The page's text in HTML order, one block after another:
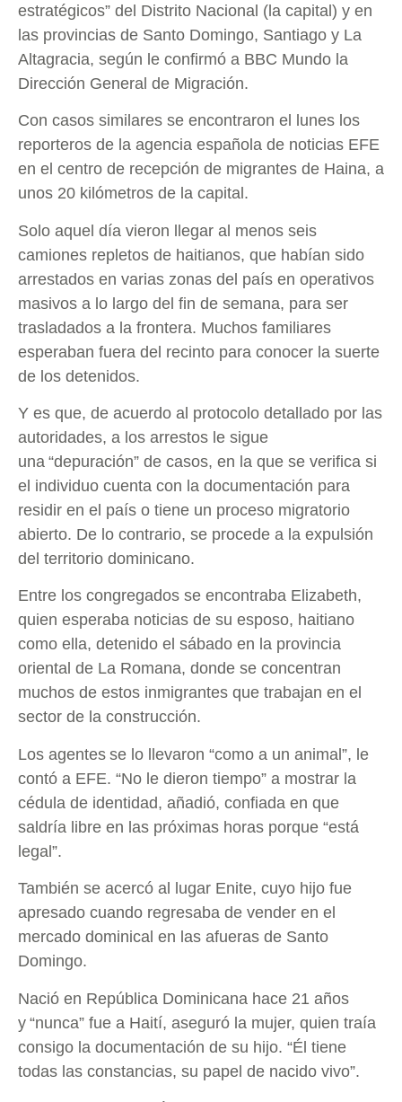
estratégicos” del Distrito Nacional (la capital) y en
las provincias de Santo Domingo, Santiago y La
Altagracia, según le confirmó a BBC Mundo la
Dirección General de Migración.
Con casos similares se encontraron el lunes los
reporteros de la agencia española de noticias EFE
en el centro de recepción de migrantes de Haina, a
unos 20 kilómetros de la capital.
Solo aquel día vieron llegar al menos seis
camiones repletos de haitianos, que habían sido
arrestados en varias zonas del país en operativos
masivos a lo largo del fin de semana, para ser
trasladados a la frontera. Muchos familiares
esperaban fuera del recinto para conocer la suerte
de los detenidos.
Y es que, de acuerdo al protocolo detallado por las
autoridades, a los arrestos le sigue
una “depuración” de casos, en la que se verifica si
el individuo cuenta con la documentación para
residir en el país o tiene un proceso migratorio
abierto. De lo contrario, se procede a la expulsión
del territorio dominicano.
Entre los congregados se encontraba Elizabeth,
quien esperaba noticias de su esposo, haitiano
como ella, detenido el sábado en la provincia
oriental de La Romana, donde se concentran
muchos de estos inmigrantes que trabajan en el
sector de la construcción.
Los agentes se lo llevaron “como a un animal”, le
contó a EFE. “No le dieron tiempo” a mostrar la
cédula de identidad, añadió, confiada en que
saldría libre en las próximas horas porque “está
legal”.
También se acercó al lugar Enite, cuyo hijo fue
apresado cuando regresaba de vender en el
mercado dominical en las afueras de Santo
Domingo.
Nació en República Dominicana hace 21 años
y “nunca” fue a Haití, aseguró la mujer, quien traía
consigo la documentación de su hijo. “Él tiene
todas las constancias, su papel de nacido vivo”.